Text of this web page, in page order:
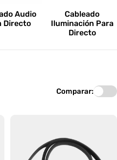
Audio
Directo
Cableado
Iluminación Para
Directo
Comparar: